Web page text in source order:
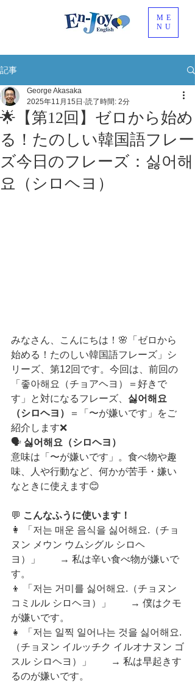
ME
NU
記事
🌟【第12回】ゼロから始め
る！たのしい韓国語フレー
ズ今日のフレーズ：싫어해
요（シロヘヨ）
George Akasaka
2025年11月15日 読了時間: 2分
みなさん、こんにちは！🌸「ゼロから
始める！たのしい韓国語フレーズ」シ
リーズ、第12回です。今回は、前回の
「좋아해요（チョアヘヨ）＝好きで
す」と対になるフレーズ、 싫어해요
（シロヘヨ）
＝「〜が嫌いです」をご
紹介します❌
🗣 싫어해요（シロヘヨ）
意味は「〜が嫌いです」。食べ物や趣
味、人や行動など、何かが苦手・嫌い
なときに使えます😊
💬 こんなふうに使います！
👩 「저는 매운 음식을 싫어해요.（チョ
ヌン メウン ウムシグル シロヘ
ヨ）」  → 私は辛い食べ物が嫌いで
す。
👦 「저는 거미를 싫어해요.（チョヌン
コミルル シロヘヨ）」  → 僕はクモ
が嫌いです。
👧 「저는 일찍 일어나는 것을 싫어해요.
（チョヌン イルッチク イルオナヌン ゴ
スル シロヘヨ）」  → 私は早起きす
るのが嫌いです。